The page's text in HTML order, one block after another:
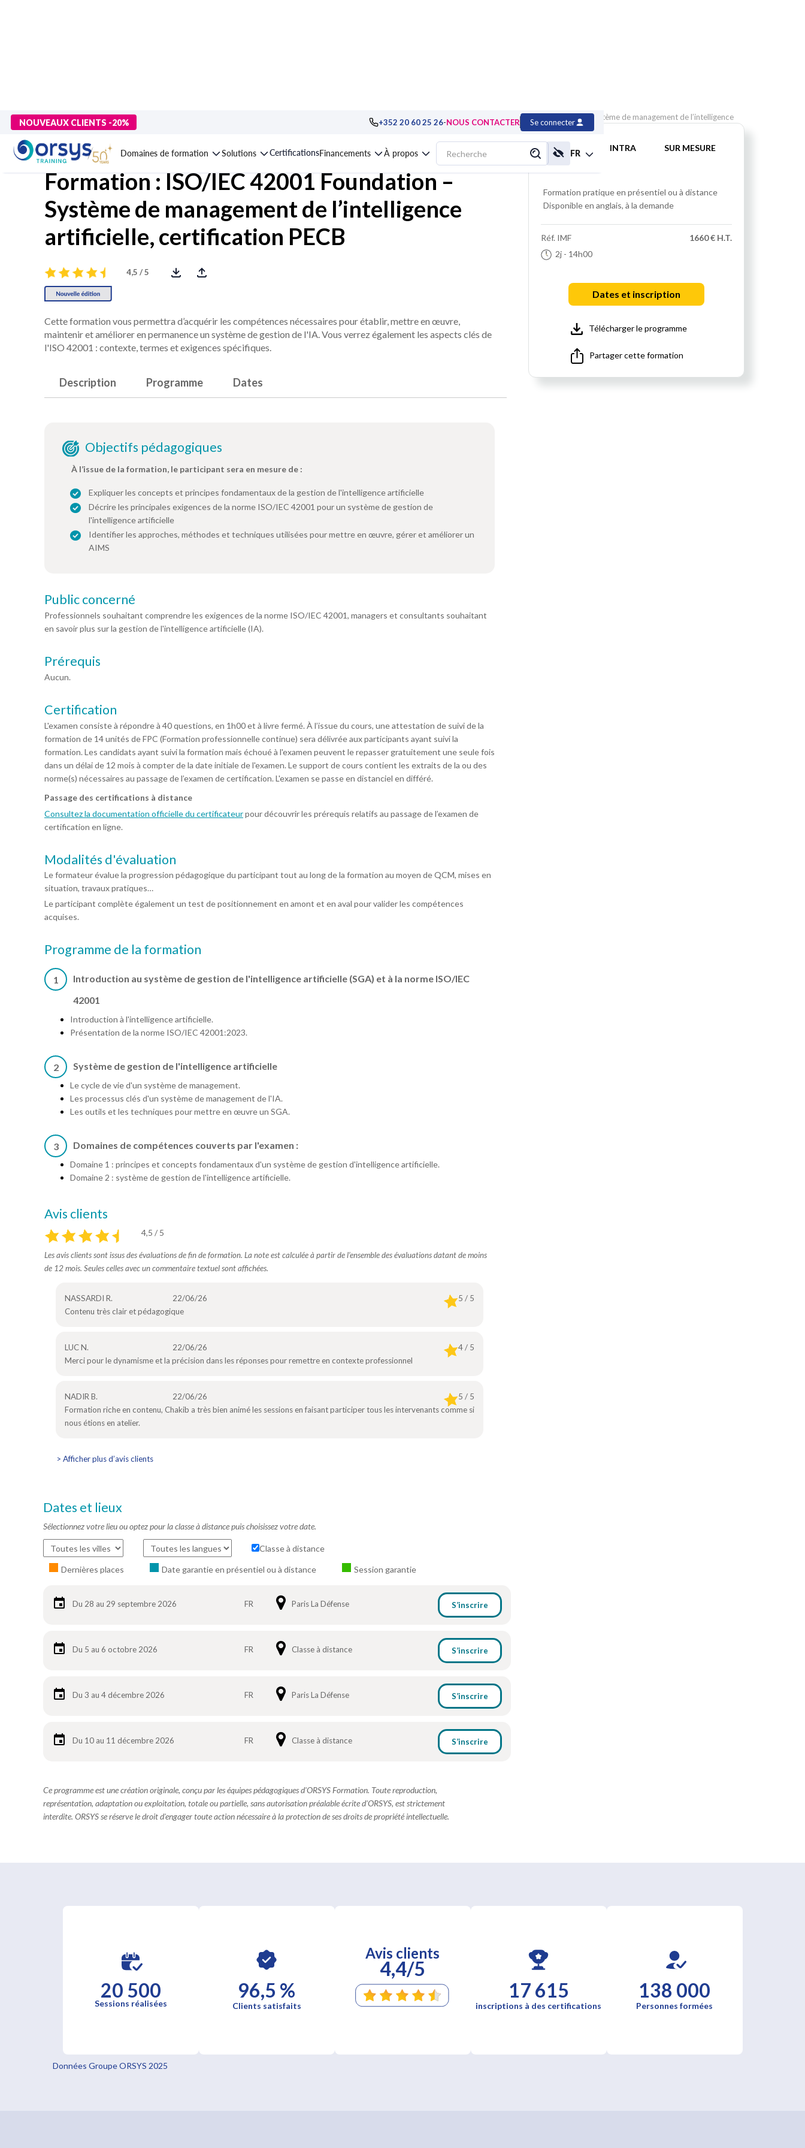
NOUVEAUX CLIENTS -20% +352 20 60 25 26-NOUS CONTACTER Se connecter
Domaines de formation Solutions CertificationsFinancements À propos FR
> Formations>Technologies numériques L'IA dans les métiers et les IA génératives
Formation ISO/IEC 42001 Foundation – Système de management de l’intelligence
artificielle, certification PECB
Formation : ISO/IEC 42001 Foundation –
Système de management de l’intelligence
artificielle, certification PECB
4,5 / 5
INTER INTRA SUR MESURE
Formation pratique en présentiel ou à distance
Disponible en anglais, à la demande
Réf. IMF
2j - 14h00
1660 € H.T.
Dates et inscription
Télécharger le programme
Partager cette formation
Cette formation vous permettra d’acquérir les compétences nécessaires pour établir, mettre en œuvre,
maintenir et améliorer en permanence un système de gestion de l'IA. Vous verrez également les aspects clés de
l'ISO 42001 : contexte, termes et exigences spécifiques.
Description Programme Dates
Objectifs pédagogiques
À l’issue de la formation, le participant sera en mesure de :
Expliquer les concepts et principes fondamentaux de la gestion de l'intelligence artificielle
Décrire les principales exigences de la norme ISO/IEC 42001 pour un système de gestion de
l'intelligence artificielle
Identifier les approches, méthodes et techniques utilisées pour mettre en œuvre, gérer et améliorer un
AIMS
Public concerné
Professionnels souhaitant comprendre les exigences de la norme ISO/IEC 42001, managers et consultants souhaitant
en savoir plus sur la gestion de l'intelligence artificielle (IA).
Prérequis
Aucun.
Certification
L'examen consiste à répondre à 40 questions, en 1h00 et à livre fermé. À l’issue du cours, une attestation de suivi de la
formation de 14 unités de FPC (Formation professionnelle continue) sera délivrée aux participants ayant suivi la
formation. Les candidats ayant suivi la formation mais échoué à l'examen peuvent le repasser gratuitement une seule fois
dans un délai de 12 mois à compter de la date initiale de l'examen. Le support de cours contient les extraits de la ou des
norme(s) nécessaires au passage de l’examen de certification. L'examen se passe en distanciel en différé.
Passage des certifications à distance
Consultez la documentation officielle du certificateurpour découvrir les prérequis relatifs au passage de l’examen de
certification en ligne.
Modalités d'évaluation
Le formateur évalue la progression pédagogique du participant tout au long de la formation au moyen de QCM, mises en
situation, travaux pratiques…
Le participant complète également un test de positionnement en amont et en aval pour valider les compétences
acquises.
Programme de la formation
1
Introduction au système de gestion de l'intelligence artificielle (SGA) et à la norme ISO/IEC
42001
Introduction à l'intelligence artificielle.
Présentation de la norme ISO/IEC 42001:2023.
2 Système de gestion de l'intelligence artificielle
Le cycle de vie d'un système de management.
Les processus clés d'un système de management de l'IA.
Les outils et les techniques pour mettre en œuvre un SGA.
3 Domaines de compétences couverts par l'examen :
Domaine 1 : principes et concepts fondamentaux d'un système de gestion d'intelligence artificielle.
Domaine 2 : système de gestion de l'intelligence artificielle.
Avis clients
4,5 / 5
Les avis clients sont issus des évaluations de fin de formation. La note est calculée à partir de l’ensemble des évaluations datant de moins
de 12 mois. Seules celles avec un commentaire textuel sont affichées.
NASSARDI R. 22/06/26
5 / 5
Contenu très clair et pédagogique
LUC N. 22/06/26
4 / 5
Merci pour le dynamisme et la précision dans les réponses pour remettre en contexte professionnel
NADIR B. 22/06/26
5 / 5
Formation riche en contenu, Chakib a très bien animé les sessions en faisant participer tous les intervenants comme si
nous étions en atelier.
> Afficher plus d’avis clients
Dates et lieux
Sélectionnez votre lieu ou optez pour la classe à distance puis choisissez votre date.
Classe à distance
Dernières places Date garantie en présentiel ou à distance Session garantie
Du 28 au 29 septembre 2026 FR Paris La Défense S’inscrire
Du 5 au 6 octobre 2026 FR Classe à distance S’inscrire
Du 3 au 4 décembre 2026 FR Paris La Défense S’inscrire
Du 10 au 11 décembre 2026 FR Classe à distance S’inscrire
Ce programme est une création originale, conçu par les équipes pédagogiques d'ORSYS Formation. Toute reproduction,
représentation, adaptation ou exploitation, totale ou partielle, sans autorisation préalable écrite d'ORSYS, est strictement
interdite. ORSYS se réserve le droit d'engager toute action nécessaire à la protection de ses droits de propriété intellectuelle.
20 500
Sessions réalisées
96,5 %
Clients satisfaits
Avis clients
4,4/5
17 615
inscriptions à des certifications
138 000
Personnes formées
Données Groupe ORSYS 2025